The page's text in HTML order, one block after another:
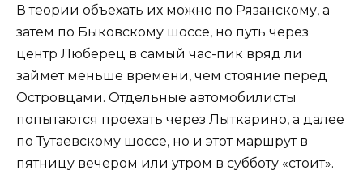
В теории объехать их можно по Рязанскому, а
затем по Быковскому шоссе, но путь через
центр Люберец в самый час-пик вряд ли
займет меньше времени, чем стояние перед
Островцами. Отдельные автомобилисты
попытаются проехать через Лыткарино, а далее
по Тутаевскому шоссе, но и этот маршрут в
пятницу вечером или утром в субботу «стоит».